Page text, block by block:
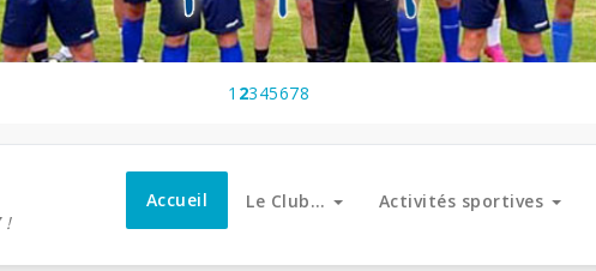
1 2345678
!
Accueil Le Club… Activités sportives